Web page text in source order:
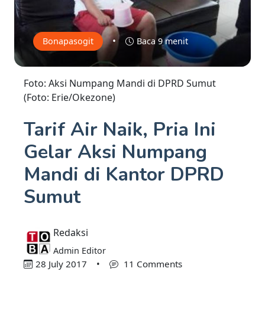
Bonapasogit • Baca 9 menit
Foto: Aksi Numpang Mandi di DPRD Sumut
(Foto: Erie/Okezone)
Tarif Air Naik, Pria Ini
Gelar Aksi Numpang
Mandi di Kantor DPRD
Sumut
Redaksi
Admin Editor
28 July 2017 • 11 Comments